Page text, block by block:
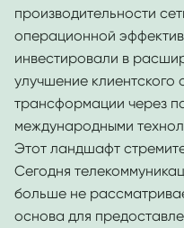
производительности
операционной
инвестировали в
улучшение
трансформации через
международными
Этот ландшафт
Сегодня
больше не
основа для